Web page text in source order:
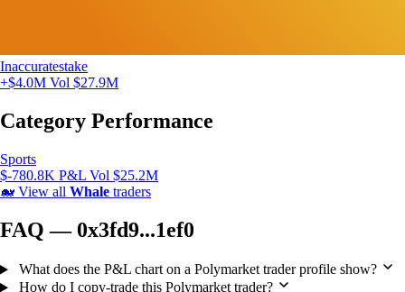
Inaccuratestake
+$4.0M Vol $27.9M
Category Performance
Sports
$-780.8K P&L Vol $25.2M
🐋 View all Whale traders
FAQ — 0x3fd9...1ef0
What does the P&L chart on a Polymarket trader profile show?
How do I copy-trade this Polymarket trader?